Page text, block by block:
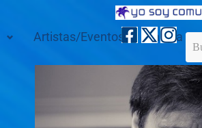
Artistas/Eventos Galería